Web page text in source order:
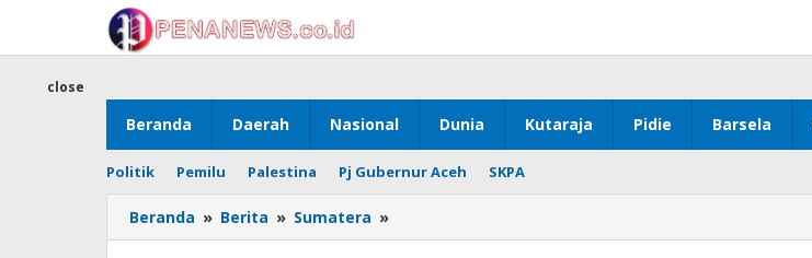
content
Beranda Daerah Nasional Dunia Kutaraja Pidie Barsela
Politik Pemilu Palestina Pj Gubernur Aceh SKPA
close
Beranda » Berita » Sumatera »
Ditetapkan